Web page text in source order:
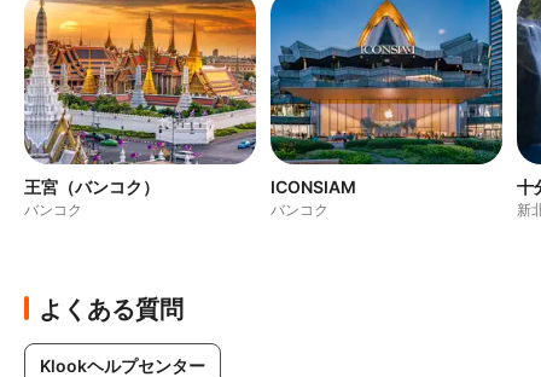
王宮（バンコク）
バンコク
ICONSIAM
バンコク
十
新
よくある質問
Klookヘルプセンター